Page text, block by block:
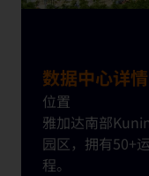
数据中心详情
位置
雅加达南部
园区， 拥有50+运
程。